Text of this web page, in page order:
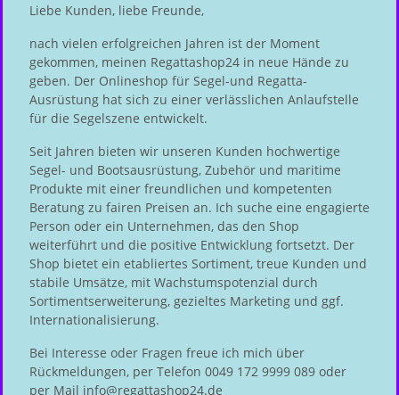
Liebe Kunden, liebe Freunde,
nach vielen erfolgreichen Jahren ist der Moment
gekommen, meinen Regattashop24 in neue Hände zu
geben. Der Onlineshop für Segel-und Regatta-
Ausrüstung hat sich zu einer verlässlichen Anlaufstelle
für die Segelszene entwickelt.
Seit Jahren bieten wir unseren Kunden hochwertige
Segel- und Bootsausrüstung, Zubehör und maritime
Produkte mit einer freundlichen und kompetenten
Beratung zu fairen Preisen an. Ich suche eine engagierte
Person oder ein Unternehmen, das den Shop
weiterführt und die positive Entwicklung fortsetzt. Der
Shop bietet ein etabliertes Sortiment, treue Kunden und
stabile Umsätze, mit Wachstumspotenzial durch
Sortimentserweiterung, gezieltes Marketing und ggf.
Internationalisierung.
Bei Interesse oder Fragen freue ich mich über
Rückmeldungen, per Telefon 0049 172 9999 089 oder
per Mail info@regattashop24.de